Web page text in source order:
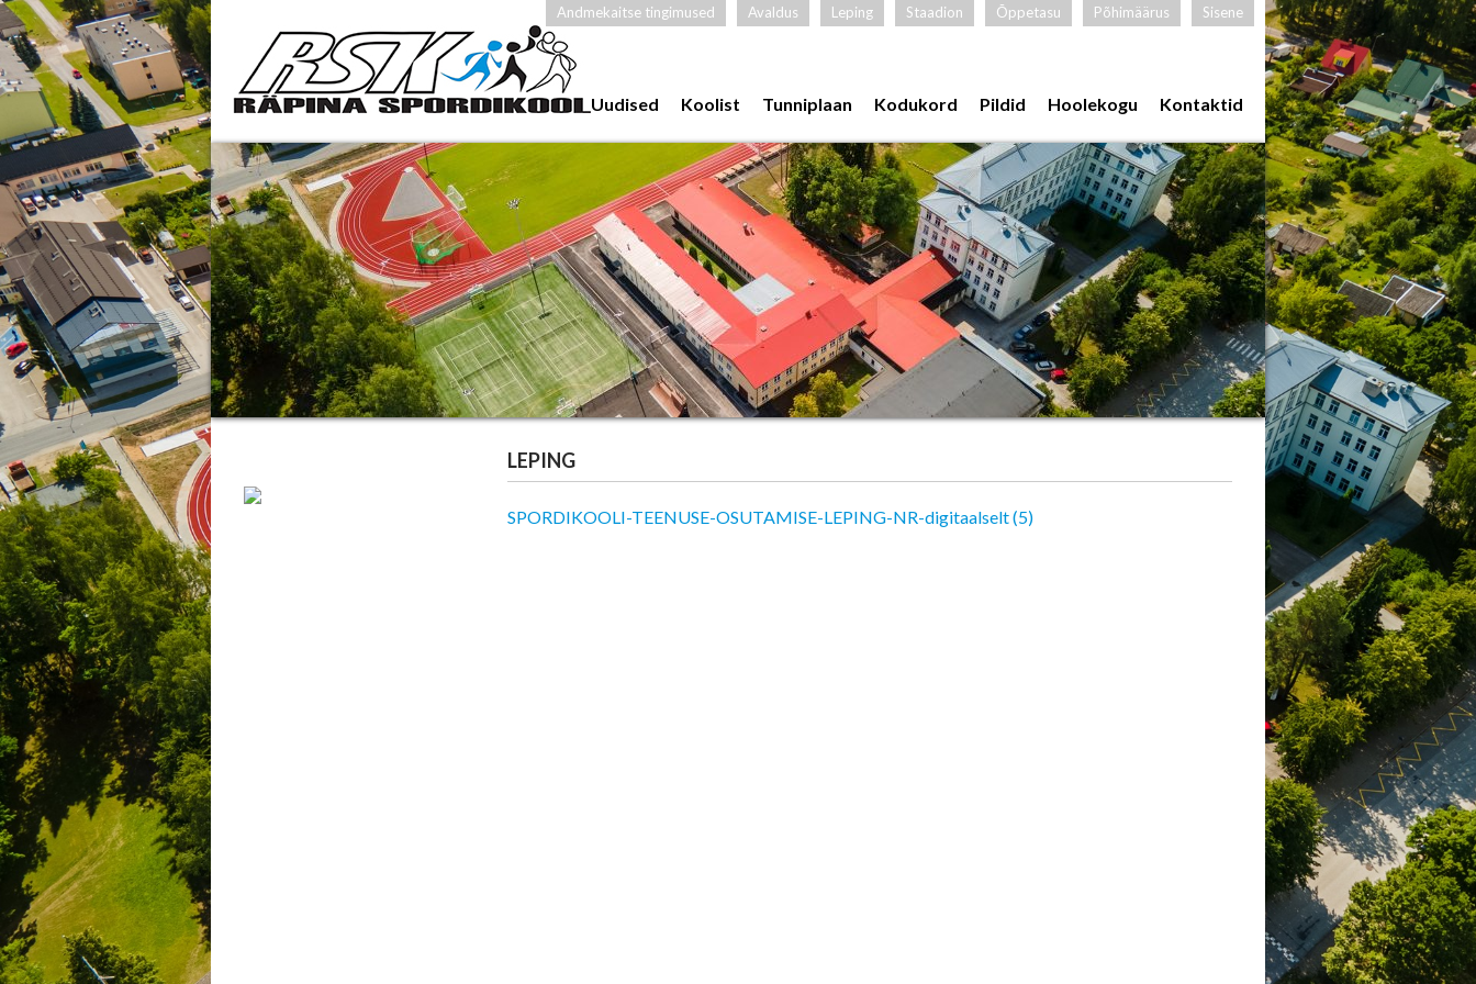
Uudised Koolist Tunniplaan Kodukord Pildid Hoolekogu Kontaktid
Andmekaitse tingimused Avaldus Leping Staadion Õppetasu Põhimäärus Sisene
LEPING
SPORDIKOOLI-TEENUSE-OSUTAMISE-LEPING-NR-digitaalselt (5)